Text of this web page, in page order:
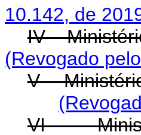
10.142, de
IV -
(Revogado
V -
VI -